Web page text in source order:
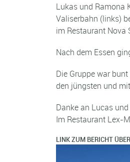
Lukas und Ramona
Valiserbahn (links)
im Restaurant Nova
Nach dem Essen
Die Gruppe war
den jüngsten und
Danke an Lucas
Im Restaurant Lex-
LINK ZUM BERICHT